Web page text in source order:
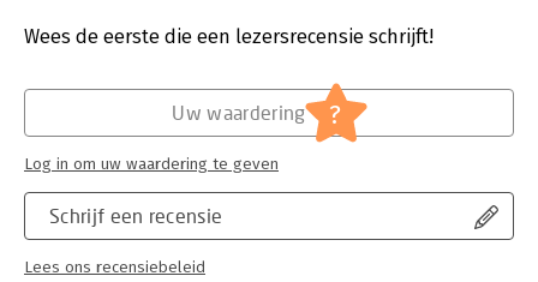
Verschijningsdatum:
22-5-2019
Strafrecht - Terrorisme
Serie:
Serie Onderneming en Recht
Wees de eerste die een lezersrecensie schrijft!
Schrijf een recensie
Lees ons recensiebeleid
Uw waardering ?
Log in om uw waardering te geven